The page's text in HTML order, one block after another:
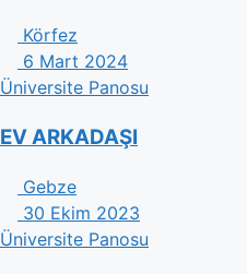
Körfez
6 Mart 2024
Üniversite Panosu
EV ARKADAŞI
Gebze
30 Ekim 2023
Üniversite Panosu